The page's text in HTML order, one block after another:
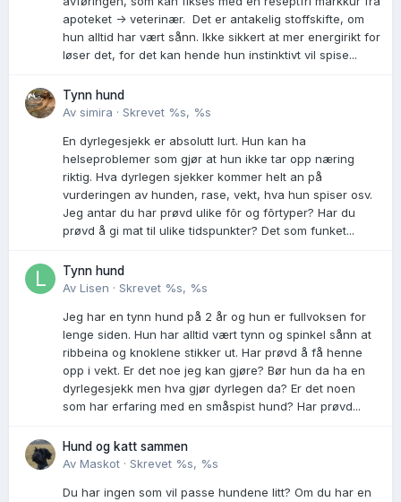
apoteket -> veterinær. Det er antakelig stoffskifte, om
hun alltid har vært sånn. Ikke sikkert at mer energirikt for
løser det, for det kan hende hun instinktivt vil spise...
Tynn hund
Av simira · Skrevet %s, %s
En dyrlegesjekk er absolutt lurt. Hun kan ha
helseproblemer som gjør at hun ikke tar opp næring
riktig. Hva dyrlegen sjekker kommer helt an på
vurderingen av hunden, rase, vekt, hva hun spiser osv.
Jeg antar du har prøvd ulike fõr og fõrtyper? Har du
prøvd å gi mat til ulike tidspunkter? Det som funket...
Tynn hund
Av Lisen · Skrevet %s, %s
Jeg har en tynn hund på 2 år og hun er fullvoksen for
lenge siden. Hun har alltid vært tynn og spinkel sånn at
ribbeina og knoklene stikker ut. Har prøvd å få henne
opp i vekt. Er det noe jeg kan gjøre? Bør hun da ha en
dyrlegesjekk men hva gjør dyrlegen da? Er det noen
som har erfaring med en småspist hund? Har prøvd...
Hund og katt sammen
Av Maskot · Skrevet %s, %s
Du har ingen som vil passe hundene litt? Om du har en